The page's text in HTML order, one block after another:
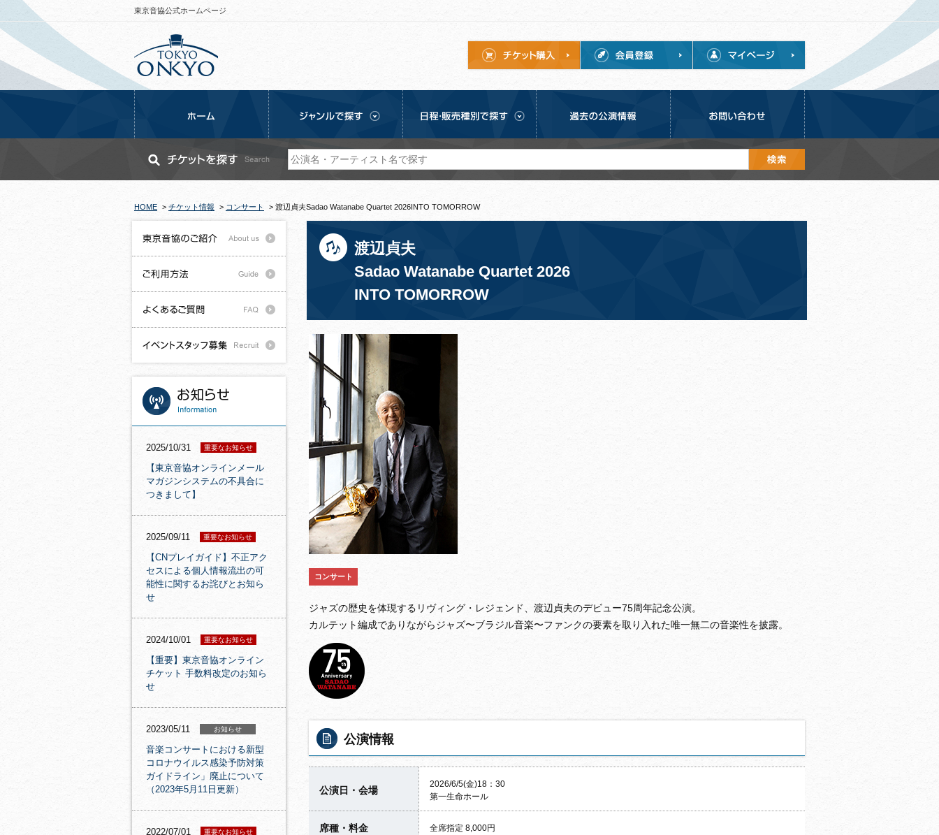
東京音協公式ホームページ
HOME > チケット情報 > コンサート > 渡辺貞夫Sadao Watanabe Quartet 2026INTO TOMORROW
渡辺貞夫
Sadao Watanabe Quartet 2026
INTO TOMORROW
コンサート
ジャズの歴史を体現するリヴィング・レジェンド、渡辺貞夫のデビュー75周年記念公演。
カルテット編成でありながらジャズ〜ブラジル音楽〜ファンクの要素を取り入れた唯一無二の音楽性を披露。
公演情報
公演日・会場
2026/6/5(金)18：30
第一生命ホール
席種・料金 全席指定 8,000円
2025/10/31 重要なお知らせ
【東京音協オンラインメール
マガジンシステムの不具合に
つきまして】
2025/09/11 重要なお知らせ
【CNプレイガイド】不正アク
セスによる個人情報流出の可
能性に関するお詫びとお知ら
せ
2024/10/01 重要なお知らせ
【重要】東京音協オンライン
チケット 手数料改定のお知ら
せ
2023/05/11 お知らせ
音楽コンサートにおける新型
コロナウイルス感染予防対策
ガイドライン」廃止について
（2023年5月11日更新）
2022/07/01 重要なお知らせ